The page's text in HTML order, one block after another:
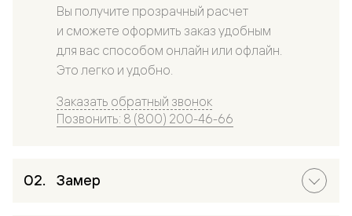
Вы получите прозрачный расчет
и сможете оформить заказ удобным
для вас способом онлайн или офлайн.
Это легко и удобно.
Заказать обратный звонок
Позвонить: 8 (800) 200-46-66
Замер